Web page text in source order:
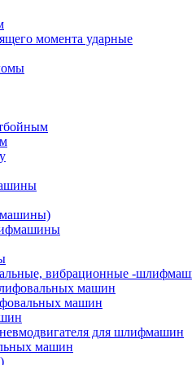
момента ударные
вибрационные -
машин
машин
для шлифмашин
машин